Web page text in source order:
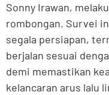
Sonny Irawan,
rombongan. Survei
segala persiapan,
berjalan sesuai
demi memastikan
kelancaran arus lalu